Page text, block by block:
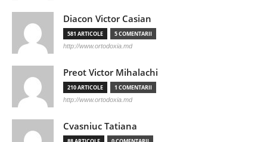
Diacon Victor Casian
581 ARTICOLE 5 COMENTARII
http://www.ortodoxia.md
Preot Victor Mihalachi
210 ARTICOLE 1 COMENTARII
http://www.ortodoxia.md
Cvasniuc Tatiana